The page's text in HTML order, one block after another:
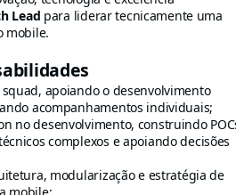
Lead para liderar tecnicamente uma
mobile.
apoiando o desenvolvimento
acompanhamentos individuais;
no desenvolvimento, construindo
complexos e apoiando decisões
modularização e estratégia de